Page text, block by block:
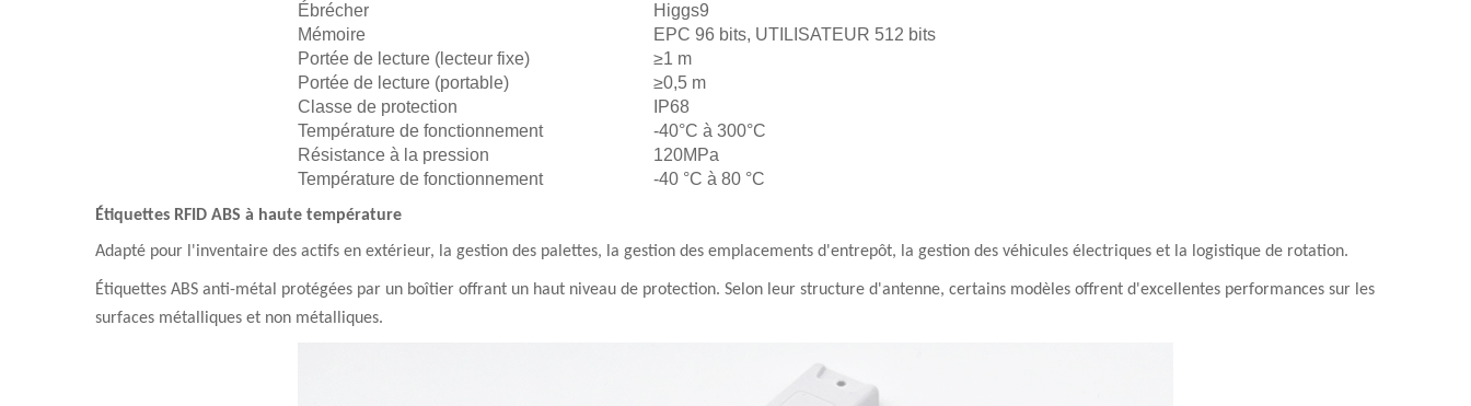
Ébrécher
Higgs9
Mémoire
EPC 96 bits, UTILISATEUR 512 bits
Portée de lecture (lecteur fixe)
≥1 m
Portée de lecture (portable)
≥0,5 m
Classe de protection
IP68
Température de fonctionnement
-40°C à 300°C
Résistance à la pression
120MPa
Température de fonctionnement
-40 °C à 80 °C
Étiquettes RFID ABS à haute température
Adapté pour l'inventaire des actifs en extérieur, la gestion des palettes, la gestion des emplacements d'entrepôt, la gestion des véhicules électriques et la logistique de rotation.
Étiquettes ABS anti-métal protégées par un boîtier offrant un haut niveau de protection. Selon leur structure d'antenne, certains modèles offrent d'excellentes performances sur les
surfaces métalliques et non métalliques.